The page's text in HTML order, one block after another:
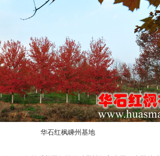
华石红枫嵊州基地